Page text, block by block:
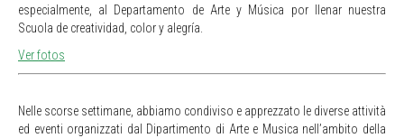
especialmente, al Departamento de Arte y Música por llenar nuestra
Scuola de creatividad, color y alegría.
Ver fotos
Nelle scorse settimane, abbiamo condiviso e apprezzato le diverse attività
ed eventi organizzati dal Dipartimento di Arte e Musica nell’ambito della